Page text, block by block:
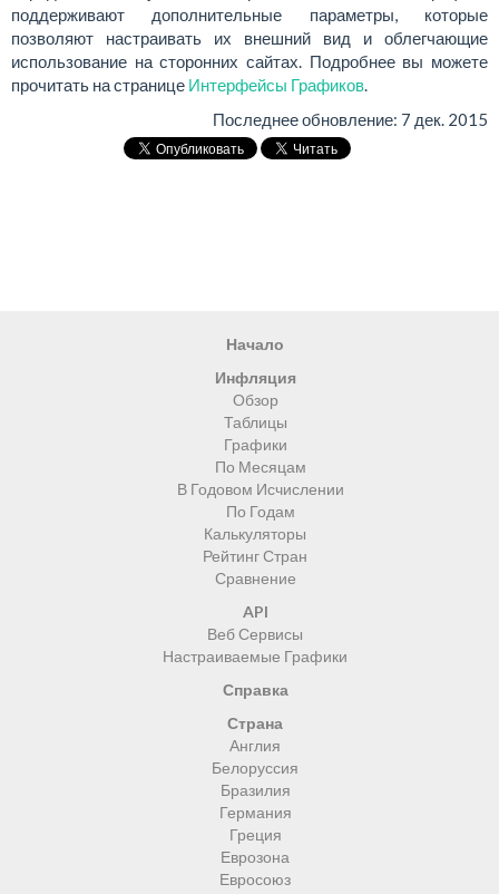
поддерживают дополнительные параметры, которые
позволяют настраивать их внешний вид и облегчающие
использование на сторонних сайтах. Подробнее вы можете
прочитать на странице Интерфейсы Графиков.
Последнее обновление: 7 дек. 2015
Начало
Инфляция
Обзор
Таблицы
Графики
По Месяцам
В Годовом Исчислении
По Годам
Калькуляторы
Рейтинг Стран
Сравнение
API
Веб Сервисы
Настраиваемые Графики
Справка
Страна
Англия
Белоруссия
Бразилия
Германия
Греция
Еврозона
Евросоюз